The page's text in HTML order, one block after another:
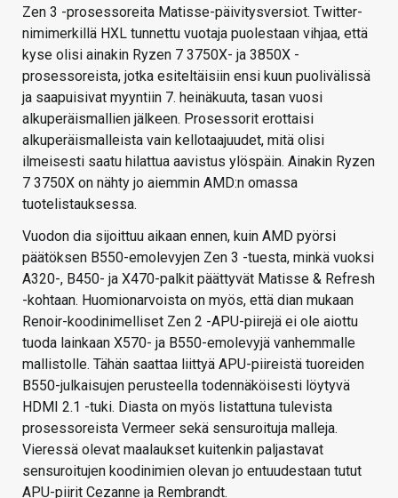
Zen 3 -prosessoreita Matisse-päivitysversiot. Twitter-
nimimerkillä HXL tunnettu vuotaja puolestaan vihjaa, että
kyse olisi ainakin Ryzen 7 3750X- ja 3850X -
prosessoreista, jotka esiteltäisiin ensi kuun puolivälissä
ja saapuisivat myyntiin 7. heinäkuuta, tasan vuosi
alkuperäismallien jälkeen. Prosessorit erottaisi
alkuperäismalleista vain kellotaajuudet, mitä olisi
ilmeisesti saatu hilattua aavistus ylöspäin. Ainakin Ryzen
7 3750X on nähty jo aiemmin AMD:n omassa
tuotelistauksessa.
Vuodon dia sijoittuu aikaan ennen, kuin AMD pyörsi
päätöksen B550-emolevyjen Zen 3 -tuesta, minkä vuoksi
A320-, B450- ja X470-palkit päättyvät Matisse & Refresh
-kohtaan. Huomionarvoista on myös, että dian mukaan
Renoir-koodinimelliset Zen 2 -APU-piirejä ei ole aiottu
tuoda lainkaan X570- ja B550-emolevyjä vanhemmalle
mallistolle. Tähän saattaa liittyä APU-piireistä tuoreiden
B550-julkaisujen perusteella todennäköisesti löytyvä
HDMI 2.1 -tuki. Diasta on myös listattuna tulevista
prosessoreista Vermeer sekä sensuroituja malleja.
Vieressä olevat maalaukset kuitenkin paljastavat
sensuroitujen koodinimien olevan jo entuudestaan tutut
APU-piirit Cezanne ja Rembrandt.